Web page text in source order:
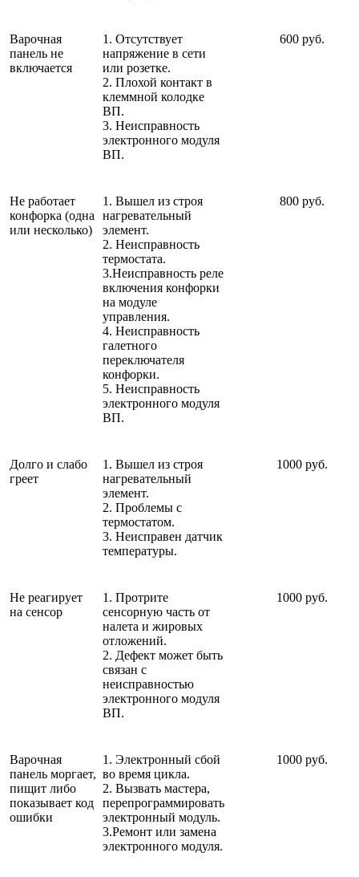
Варочная
панель не
включается
1. Отсутствует
напряжение в сети
или розетке.
2. Плохой контакт в
клеммной колодке
ВП.
3. Неисправность
электронного модуля
ВП.
600 руб.
Не работает
конфорка (одна
или несколько)
1. Вышел из строя
нагревательный
элемент.
2. Неисправность
термостата.
3.Неисправность реле
включения конфорки
на модуле
управления.
4. Неисправность
галетного
переключателя
конфорки.
5. Неисправность
электронного модуля
ВП.
800 руб.
Долго и слабо
греет
1. Вышел из строя
нагревательный
элемент.
2. Проблемы с
термостатом.
3. Неисправен датчик
температуры.
1000 руб.
Не реагирует
на сенсор
1. Протрите
сенсорную часть от
налета и жировых
отложений.
2. Дефект может быть
связан с
неисправностью
электронного модуля
ВП.
1000 руб.
Варочная
панель моргает,
пищит либо
показывает код
ошибки
1. Электронный сбой
во время цикла.
2. Вызвать мастера,
перепрограммировать
электронный модуль.
3.Ремонт или замена
электронного модуля.
1000 руб.